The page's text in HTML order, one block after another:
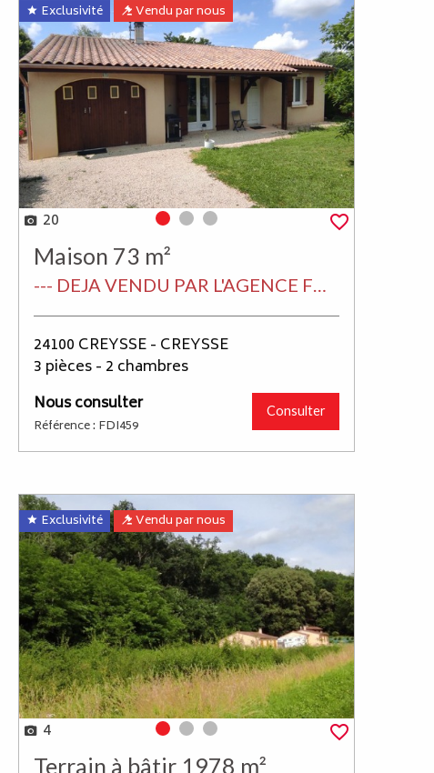
Exclusivité Vendu par nous
20 Photo 0
Photo 1Photo 2
Maison 73 m²
--- DEJA VENDU PAR L'AGENCE FDIMMO SUR LALINDE---
24100 CREYSSE - CREYSSE
3 pièces - 2 chambres
Nous consulter
Référence : FDI459
Consulter
Exclusivité Vendu par nous
4 Photo 0
Photo 1Photo 2
Terrain à bâtir 1978 m²